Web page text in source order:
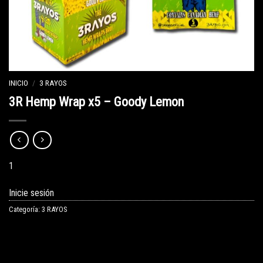
INICIO / 3 RAYOS
3R Hemp Wrap x5 – Goody Lemon
1
Inicie sesión
Categoría: 3 RAYOS